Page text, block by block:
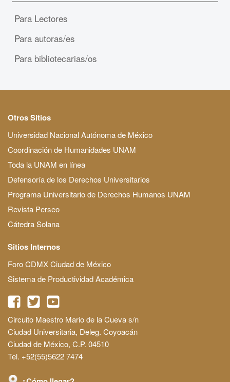
Para Lectores
Para autoras/es
Para bibliotecarias/os
Otros Sitios
Universidad Nacional Autónoma de México
Coordinación de Humanidades UNAM
Toda la UNAM en línea
Defensoría de los Derechos Universitarios
Programa Universitario de Derechos Humanos UNAM
Revista Perseo
Cátedra Solana
Sitios Internos
Foro CDMX Ciudad de México
Sistema de Productividad Académica
Circuito Maestro Mario de la Cueva s/n
Ciudad Universitaria, Deleg. Coyoacán
Ciudad de México, C.P. 04510
Tel. +52(55)5622 7474